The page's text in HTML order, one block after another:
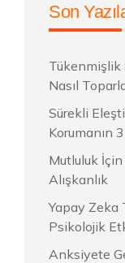
Son
Tükenmişlik
Nasıl
Sürekli
Korumanın
Mutluluk
Alışkanlık
Yapay Zeka
Psikolojik
Anksiyete